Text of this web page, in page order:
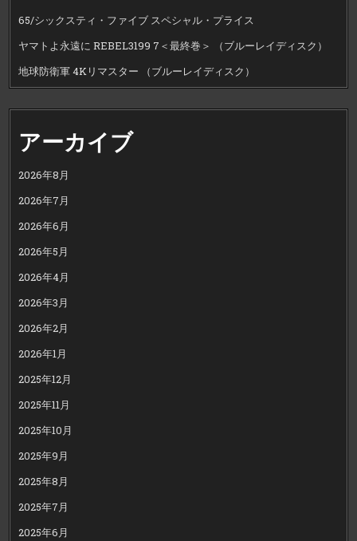
65/シックスティ・ファイブ スペシャル・プライス
ヤマトよ永遠に REBEL3199 7＜最終巻＞ （ブルーレイディスク）
地球防衛軍 4Kリマスター （ブルーレイディスク）
アーカイブ
2026年8月
2026年7月
2026年6月
2026年5月
2026年4月
2026年3月
2026年2月
2026年1月
2025年12月
2025年11月
2025年10月
2025年9月
2025年8月
2025年7月
2025年6月